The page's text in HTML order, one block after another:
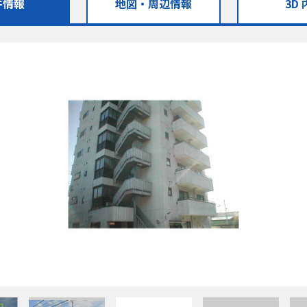
報 地図・ 周辺情報 3D